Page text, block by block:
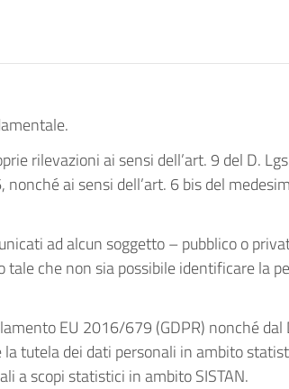
rilevazioni ai sensi dell’art. 9 del D.
ai sensi dell’art. 6 bis del
ad alcun soggetto – pubblico o
che non sia possibile identificare la
EU 2016/679 (GDPR) nonché dal
tutela dei dati personali in ambito
a scopi statistici in ambito SISTAN.